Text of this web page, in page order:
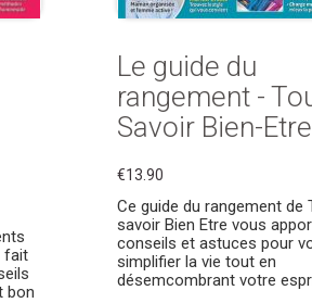
fait
bon
Le guide du
rangement -
Savoir Bien-Etre
€13.90
Ce guide du rangement de
savoir Bien Etre vous
conseils et astuces pour
simplifier la vie tout en
désemcombrant votre